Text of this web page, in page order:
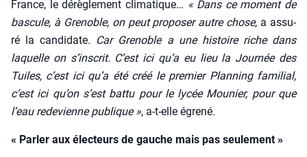
France, le dérè­gle­ment cli­ma­tique… « Dans ce moment de
bas­cule, à Gre­noble, on peut pro­po­ser autre chose, a assu­
ré la can­di­date. Car Gre­noble a une his­toire riche dans
laquelle on s’ins­crit. C’est ici qu’a eu lieu la Jour­née des
Tuiles, c’est ici qu’a été créé le pre­mier Plan­ning fami­lial,
c’est ici qu’on s’est bat­tu pour le lycée Mou­nier, pour que
l’eau rede­vienne publique », a‑t-elle égre­né.
« Parler aux électeurs de gauche mais pas seulement »